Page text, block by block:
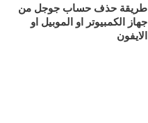
طريقة حذف حساب جوجل من
جهاز الكمبيوتر او الموبيل او
الايفون